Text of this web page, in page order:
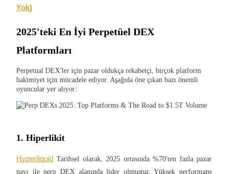
Vadeli İşlemler Başlangıç Kılavuzu
Ticaret stratejileri
Nasıl kârlı kalabileceğinizi öğrenin
Yok)
2025'teki En İyi Perpetüel DEX
Platformları
Perpetual DEX'ler için pazar oldukça rekabetçi, birçok platform
hakimiyet için mücadele ediyor. Aşağıda öne çıkan bazı önemli
oyuncular yer alıyor:
1. Hiperlikit
Hyperliquid Tarihsel olarak, 2025 ortasında %70'ten fazla pazar
payı ile perp DEX alanında lider olmuştur. Yüksek performans